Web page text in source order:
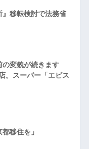
』移転検討で法務省
の変貌が続きます
。スーパー「エビス
移住を」